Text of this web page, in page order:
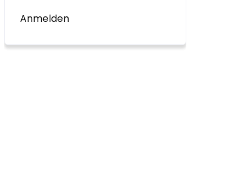
Anmelden